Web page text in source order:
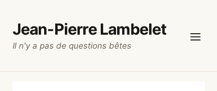
contenu
Jean-Pierre Lambelet
Il n'y a pas de questions bêtes